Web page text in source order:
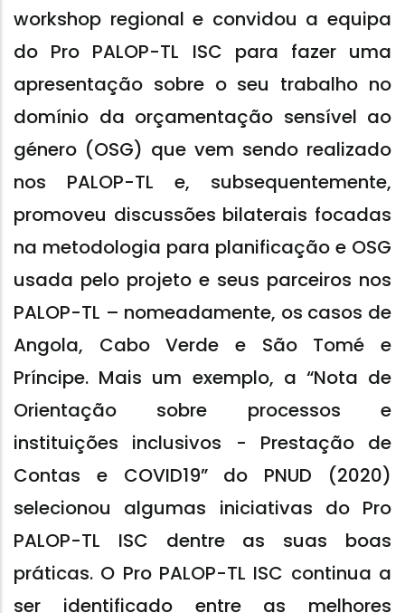
workshop regional e convidou a equipa
do Pro PALOP-TL ISC para fazer uma
apresentação sobre o seu trabalho no
domínio da orçamentação sensível ao
género (OSG) que vem sendo realizado
nos PALOP-TL e, subsequentemente,
promoveu discussões bilaterais focadas
na metodologia para planificação e OSG
usada pelo projeto e seus parceiros nos
PALOP-TL – nomeadamente, os casos de
Angola, Cabo Verde e São Tomé e
Príncipe. Mais um exemplo, a “Nota de
Orientação sobre processos e
instituições inclusivos - Prestação de
Contas e COVID19” do PNUD (2020)
selecionou algumas iniciativas do Pro
PALOP-TL ISC dentre as suas boas
práticas. O Pro PALOP-TL ISC continua a
ser identificado entre as melhores